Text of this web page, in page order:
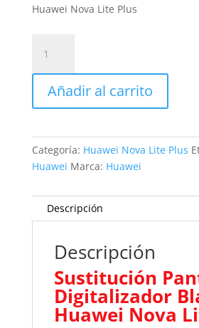
Huawei Nova Lite Plus
Pantalla
y
Digitalizador
Blanco
Nova
Lite
Plus
Añadir al carrito
Categoría: Huawei Nova Lite Plus
Huawei Marca: Huawei
Descripción
Descripción
Sustitución
Digitalizador
Huawei Nova